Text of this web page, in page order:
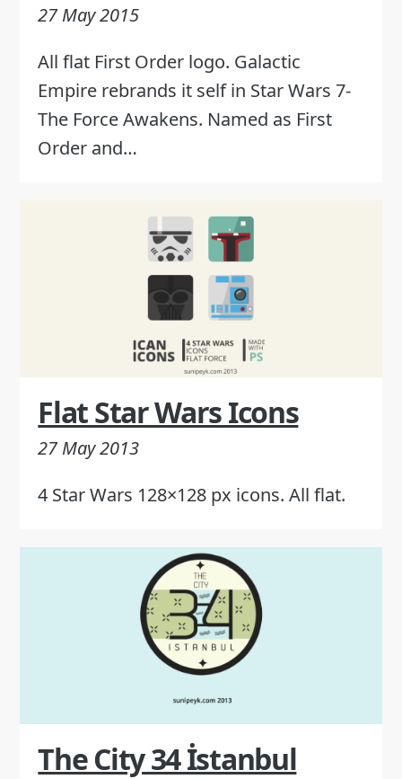
27 May 2015
All flat First Order logo. Galactic
Empire rebrands it self in Star Wars 7-
The Force Awakens. Named as First
Order and…
Flat Star Wars Icons
27 May 2013
4 Star Wars 128×128 px icons. All flat.
The City 34 İstanbul